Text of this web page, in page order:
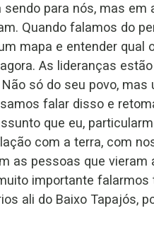
sendo para nós, mas
Quando falamos do
mapa e entender qual
As lideranças
só do seu povo,
falar disso e
que eu,
com a terra, com
as pessoas que
importante
ali do Baixo Tapajós,